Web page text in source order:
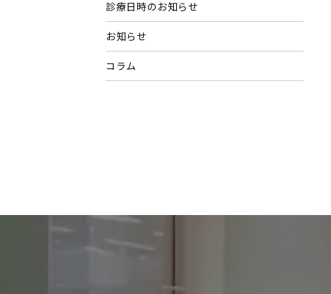
診療日時のお知らせ
お知らせ
コラム